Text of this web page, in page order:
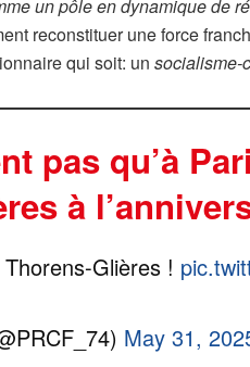
un pôle en dynamique de
reconstituer une force
qui soit: un socialisme-
pas qu’à
à
Glières !
May 31,